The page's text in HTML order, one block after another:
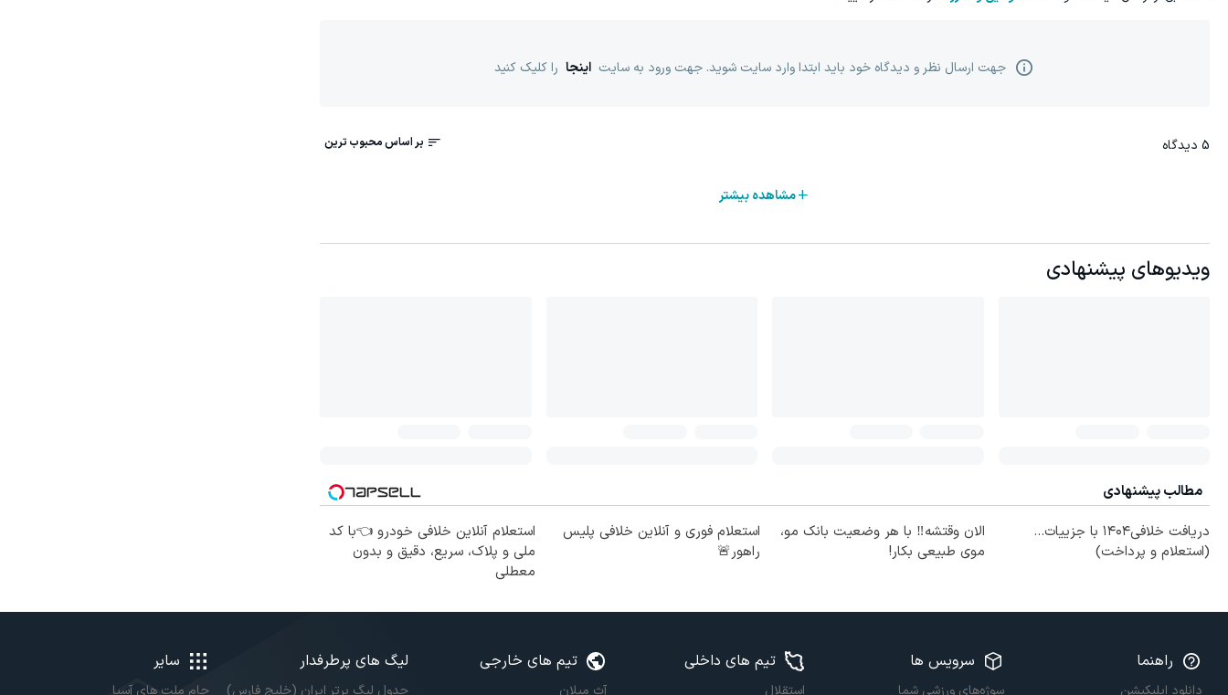
جهت ارسال نظر و دیدگاه خود باید ابتدا وارد سایت شوید. جهت ورود به سایت اینجا را کلیک کنید
5 دیدگاه
مشاهده بیشتر
ویدیوهای پیشنهادی
مطالب پیشنهادی
دریافت خلافی۱۴۰۴ با جزییات...
(استعلام و پرداخت)
الان وقتشه‼️ با هر وضعیت بانک مو،
موی طبیعی بکار!
استعلام فوری و آنلاین خلافی پلیس
راهور🚨
استعلام آنلاین خلافی خودرو 👈با کد
ملی و پلاک، سریع، دقیق و بدون
معطلی
راهنما سرویس ها تیم های داخلی تیم های خارجی لیگ های پرطرفدار
جدول لیگ برتر ایران (خلیج فارس)
سایر